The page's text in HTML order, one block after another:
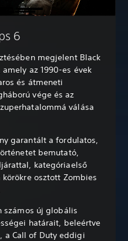
6
megjelent Black
az 1990-es évek
és átmeneti
vége és az
válása
garantált a fordulatos,
bemutató,
kategóriaelső
osztott Zombies
számos új globális
határait, beleértve
a Call of Duty eddigi